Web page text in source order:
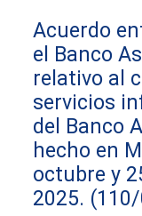
Acuerdo
el Banco
relativo al
servicios
del Banco
hecho en
octubre y
2025.